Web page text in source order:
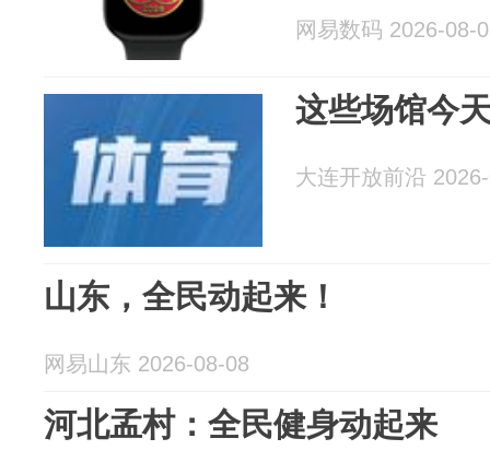
网易数码 2026-08-
这些场馆今
大连开放前沿
山东，全民动起来！
网易山东 2026-08-08
河北孟村：全民健身动起来